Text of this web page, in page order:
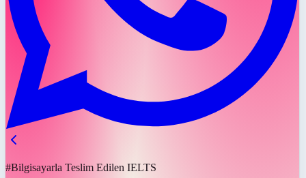
#Bilgisayarla Teslim Edilen IELTS